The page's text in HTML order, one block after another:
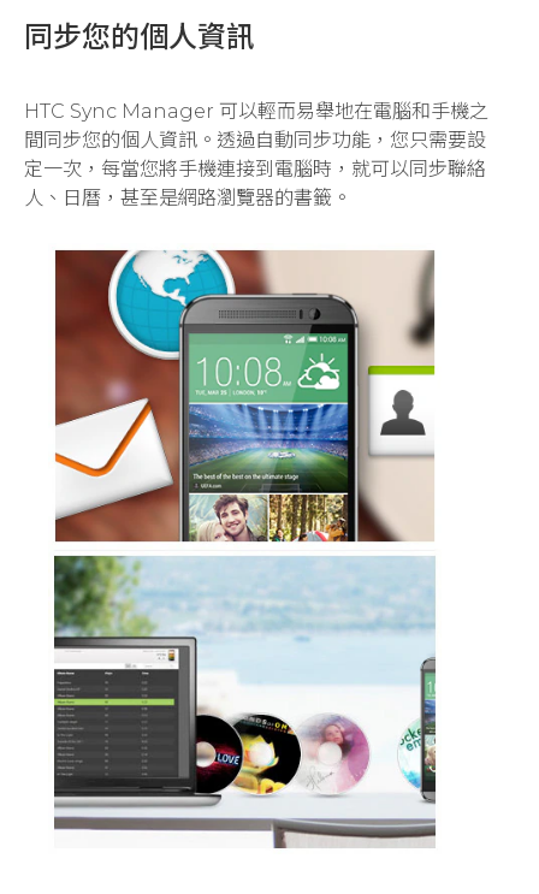
同步您的個人資訊
HTC Sync Manager 可以輕而易舉地在電腦和手機之
間同步您的個人資訊。透過自動同步功能，您只需要設
定一次，每當您將手機連接到電腦時，就可以同步聯絡
人、日曆，甚至是網路瀏覽器的書籤。